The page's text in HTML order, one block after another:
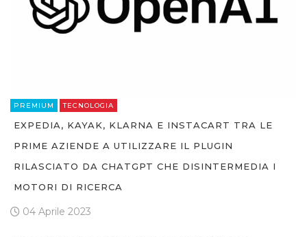
PREMIUM TECNOLOGIA
EXPEDIA, KAYAK, KLARNA E INSTACART TRA LE
PRIME AZIENDE A UTILIZZARE IL PLUGIN
RILASCIATO DA CHATGPT CHE DISINTERMEDIA I
MOTORI DI RICERCA
04 Aprile 2023